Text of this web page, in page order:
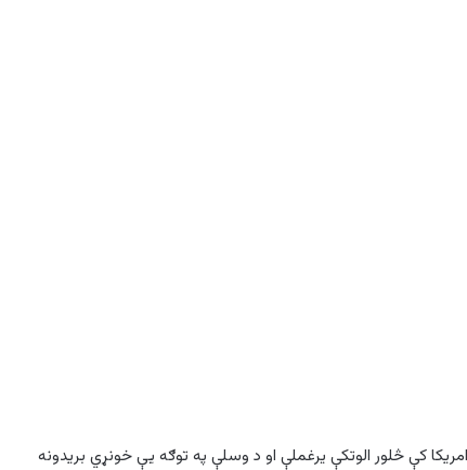
غړو په امریکا کې څلور الوتکې یرغملې او د وسلې په توګه یې خونړي بریدونه